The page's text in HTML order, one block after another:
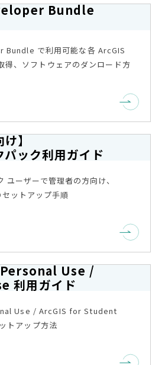
Bundle
で利用可能な各 ArcGIS
得、ソフトウェアのダンロード方
け】
パック利用ガイド
ユーザーで管理者の方向け、
ットアップ手順
Use /
利用ガイド
Use / ArcGIS for Student
トアップ方法